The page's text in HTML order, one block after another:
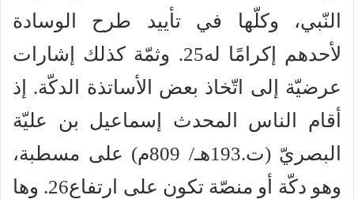
النّبي، وكلّها في تأييد طرح الوسادة
لأحدهم إكرامًا له25. وثمّة كذلك إشارات
عرضيّة إلى اتّخاذ بعض الأساتذة الدكّة. إذ
أقام الناس المحدث إسماعيل بن عليّة
البصريّ (ت.193هـ/ 809م) على مسطبة،
وهو دكّة أو منصّة تكون على ارتفاع26. وها